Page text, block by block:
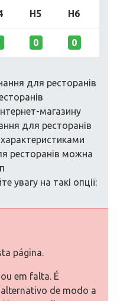
H5 H6
0 0
для ресторанів
магазину
для ресторанів
ресторанів можна
увагу на такі опції:
página.
em falta. É
de modo a